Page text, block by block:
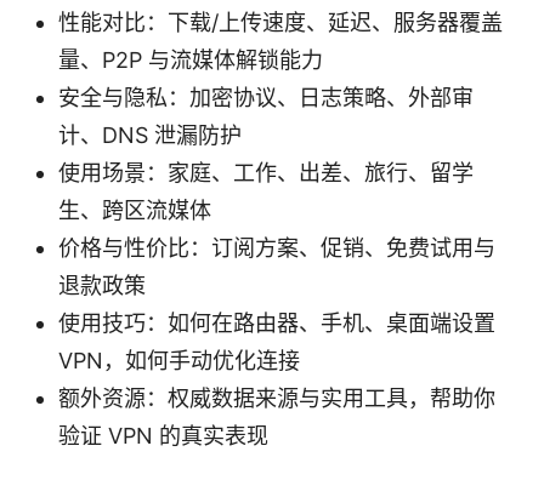
性能对比：下载/上传速度、延迟、服务器覆盖
量、P2P 与流媒体解锁能力
安全与隐私：加密协议、日志策略、外部审
计、DNS 泄漏防护
使用场景：家庭、工作、出差、旅行、留学
生、跨区流媒体
价格与性价比：订阅方案、促销、免费试用与
退款政策
使用技巧：如何在路由器、手机、桌面端设置
VPN，如何手动优化连接
额外资源：权威数据来源与实用工具，帮助你
验证 VPN 的真实表现